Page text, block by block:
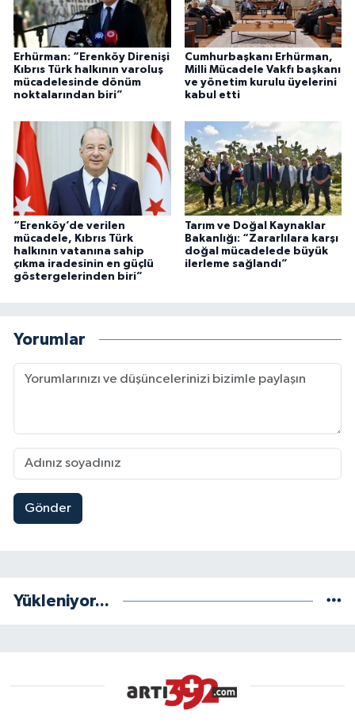
Erhürman: “Erenköy Direnişi
Kıbrıs Türk halkının varoluş
mücadelesinde dönüm
noktalarından biri”
Cumhurbaşkanı Erhürman,
Milli Mücadele Vakfı başkanı
ve yönetim kurulu üyelerini
kabul etti
“Erenköy’de verilen
mücadele, Kıbrıs Türk
halkının vatanına sahip
çıkma iradesinin en güçlü
göstergelerinden biri”
Tarım ve Doğal Kaynaklar
Bakanlığı: “Zararlılara karşı
doğal mücadelede büyük
ilerleme sağlandı”
Yorumlar
Gönder
Yükleniyor...